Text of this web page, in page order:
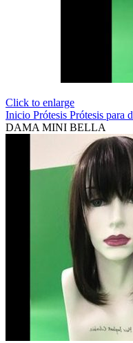
Click to enlarge
Inicio Prótesis Prótesis para
DAMA MINI BELLA